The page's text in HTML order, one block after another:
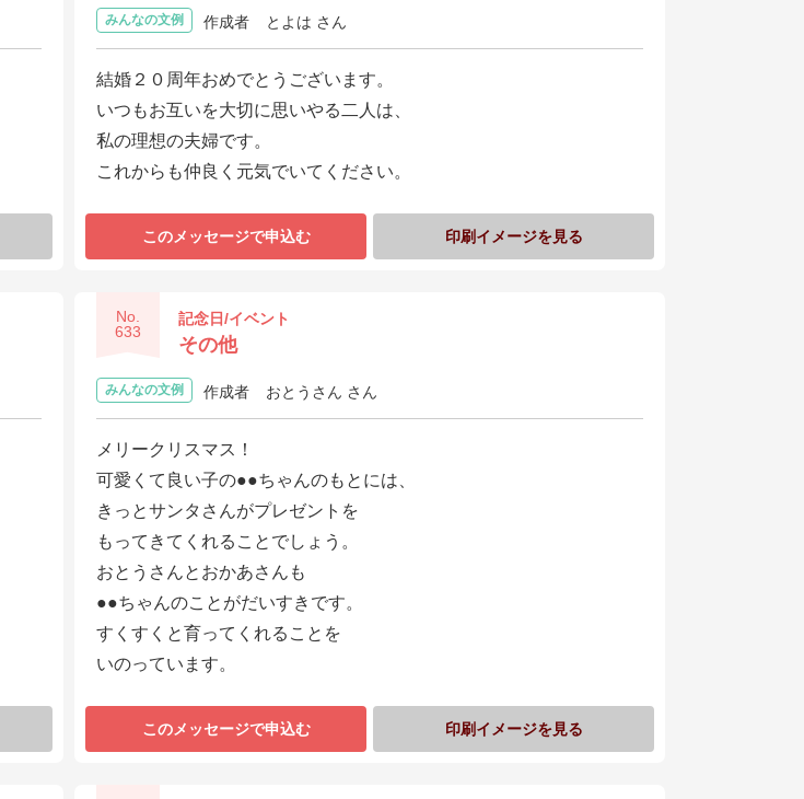
みんなの文例 作成者 とよは さん
結婚２０周年おめでとうございます。
いつもお互いを大切に思いやる二人は、
私の理想の夫婦です。
これからも仲良く元気でいてください。
このメッセージで申込む 印刷イメージを見る
No.
633
記念日/イベント
その他
みんなの文例 作成者 おとうさん さん
メリークリスマス！
可愛くて良い子の●●ちゃんのもとには、
きっとサンタさんがプレゼントを
もってきてくれることでしょう。
おとうさんとおかあさんも
●●ちゃんのことがだいすきです。
すくすくと育ってくれることを
いのっています。
このメッセージで申込む 印刷イメージを見る